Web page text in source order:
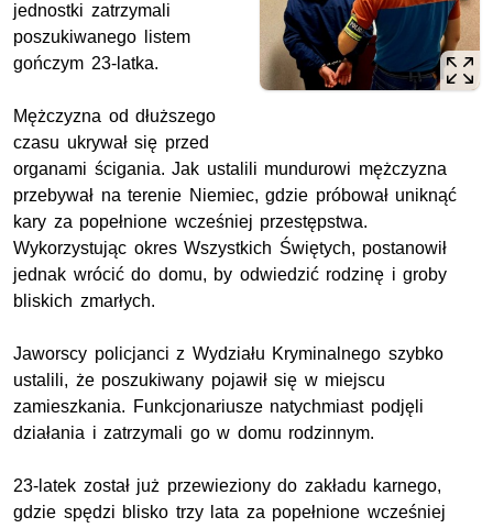
jednostki zatrzymali
poszukiwanego listem
gończym 23-latka.
Mężczyzna od dłuższego
czasu ukrywał się przed
organami ścigania. Jak ustalili mundurowi mężczyzna
przebywał na terenie Niemiec, gdzie próbował uniknąć
kary za popełnione wcześniej przestępstwa.
Wykorzystując okres Wszystkich Świętych, postanowił
jednak wrócić do domu, by odwiedzić rodzinę i groby
bliskich zmarłych.
Jaworscy policjanci z Wydziału Kryminalnego szybko
ustalili, że poszukiwany pojawił się w miejscu
zamieszkania. Funkcjonariusze natychmiast podjęli
działania i zatrzymali go w domu rodzinnym.
23-latek został już przewieziony do zakładu karnego,
gdzie spędzi blisko trzy lata za popełnione wcześniej